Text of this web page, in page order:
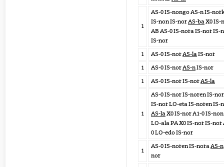
1
AS-0 IS-nongo AS-n IS-
IS-non IS-norAS-baX0 IS-
AB AS-0 IS-nora IS-nor IS-
IS-nor
1
AS-0 IS-norAS-laIS-nor
1
AS-0 IS-norAS-nIS-nor
1
AS-0 IS-nor IS-norAS-la
1
AS-0 IS-nor IS-noren IS-
IS-nor LO-eta IS-noren IS-
AS-laX0 IS-nor A1-0 IS-
LO-ala PA X0 IS-nor IS-nor
0 LO-edo IS-nor
1
AS-0 IS-noren IS-noraAS-n
nor